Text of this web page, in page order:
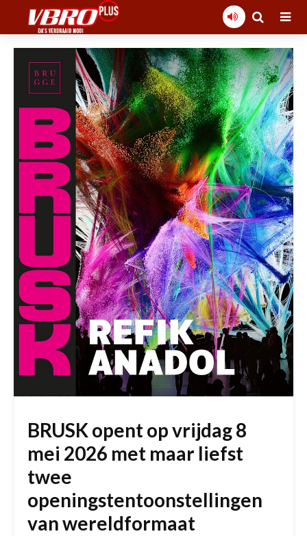
BRUSK opent op vrijdag 8
mei 2026 met maar liefst
twee
openingstentoonstellingen
van wereldformaat